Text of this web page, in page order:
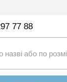
77 88